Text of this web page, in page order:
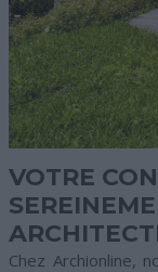
VOTRE
Chez Archionline,